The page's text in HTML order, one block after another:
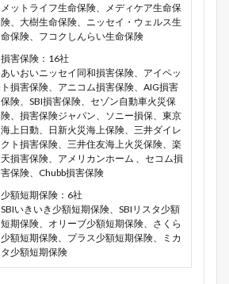
メットライフ生命保険、メディケア生命保
険、大樹生命保険、ニッセイ・ウェルス生
命保険、フコクしんらい生命保険
損害保険：16社
あいおいニッセイ同和損害保険、アイペッ
ト損害保険、アニコム損害保険、AIG損害
保険、SBI損害保険、セゾン自動車火災保
険、損害保険ジャパン、ソニー損保、東京
海上日動、日新火災海上保険、三井ダイレ
クト損害保険、三井住友海上火災保険、楽
天損害保険、アメリカンホーム 、セコム損
害保険、Chubb損害保険
少額短期保険：6社
SBIいきいき少額短期保険、SBIリスタ少額
短期保険、オリーブ少額短期保険、さくら
少額短期保険、プラス少額短期保険、ミカ
タ少額短期保険